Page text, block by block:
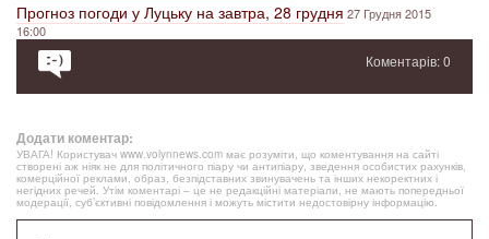
Прогноз погоди у Луцьку на завтра, 28 грудня 27 Грудня 2015
16:00
Коментарів: 0
Додати коментар:
УВАГА! Користувач www.volynnews.com має розуміти, що коментування на сайті
створені аж ніяк не для політичного піару чи антипіару, зведення особистих рахунків,
комерційної реклами, образ, безпідставних звинувачень та інших некоректних і
негідних речей. Утім коментарі – це не редакційні матеріали, не мають попередньої
модерації, суб’єктивні повідомлення і можуть містити недостовірну інформацію.